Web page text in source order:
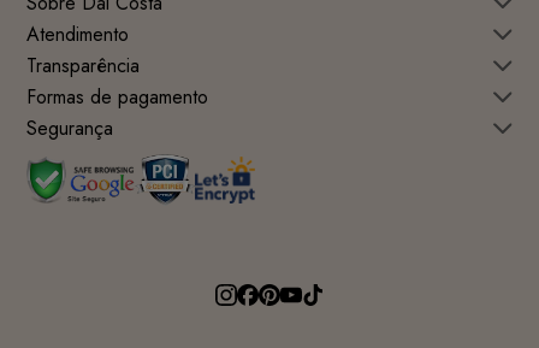
Atendimento
Transparência
Formas de pagamento
Segurança